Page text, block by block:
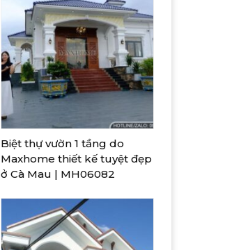
Biệt thự vườn 1 tầng do
Maxhome thiết kế tuyệt đẹp
ở Cà Mau | MH06082